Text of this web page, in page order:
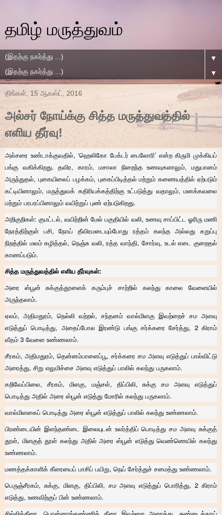
தமிழ் மருத்துவம்
▼
▼
திங்கள், 15 ஆகஸ்ட், 2016
அல்சர் நோய்க்கு சித்த மருத்துவத்தில்
எளிய தீர்வு!
அல்சரை உண்டாக்குவதில், ‘ஹெலிகோ பேக்டர் பைலோரி’ என்ற கிருமி முக்கியப்
பங்கு வகிக்கிறது. தவிர, காரம், மசாலா நிறைந்த உணவுகளாலும், மதுபானம்
அருந்துதல், புகையிலைப் பழக்கம், புகைப்பிடித்தல் மற்றும் கணையத்தில் ஏற்படும்
கட்டியினாலும், மருத்துவக் கதிரியக்கத்திற்கு உட்படுத்து வதாலும், மனக்கவலை
மற்றும் பரபரப்பினாலும் வயிற்றுப் புண் ஏற்படுகிறது.
அறிகுறிகள்: குமட்டல், வயிற்றின் மேல் பகுதியில் வலி, உணவு சாப்பிட்ட ஓரிரு மணி
நேரத்திற்குள் பசி, நோய் தீவிரமடையும்போது ரத்தம் கலந்த அல்லது கறுப்பு
நிறத்தில் மலம் கழித்தல், நெஞ்சு வலி, ரத்த வாந்தி, சோர்வு, உடல் எடை குறைதல்
காணப்படும்.
சித்த மருத்துவத்தில் எளிய தீர்வுகள்:
அரை ஸ்பூன் சுக்குத்தூளைக் கரும்புச் சாற்றில் கலந்து காலை வேளையில்
அருந்தலாம்.
ஏலம், அதிமதுரம், நெல்லி வற்றல், சந்தனம் வால்மிளகு இவற்றைச் சம அளவு
எடுத்துப் பொடித்து, அதைப்போல இரண்டு பங்கு சர்க்கரை சேர்த்து, 2 கிராம்
வீதம் 3 வேளை உண்ணலாம்.
சீரகம், அதிமதுரம், தென்னம்பாளைப்பூ, சர்க்கரை சம அளவு எடுத்துப் பால்விட்டு
அரைத்து, சிறு எலுமிச்சை அளவு எடுத்துப் பாலில் கலந்து பருகலாம்.
கறிவேப்பிலை, சீரகம், மிளகு, மஞ்சள், திப்பிலி, சுக்கு சம அளவு எடுத்துப்
பொடித்து அதில் அரை ஸ்பூன் எடுத்து மோரில் கலந்து பருகலாம்.
வால்மிளகைப் பொடித்து அரை ஸ்பூன் எடுத்துப் பாலில் கலந்து உண்ணலாம்.
பிரண்டையின் இளந்தண்டை இலையுடன் உலர்த்திப் பொடித்து சம அளவு சுக்குத்
தூள், மிளகுத் தூள் கலந்து அதில் அரை ஸ்பூன் எடுத்து வெண்ணெயில் கலந்து
உண்ணலாம்.
மணத்தக்காளிக் கீரையைப் பாசிப் பயிறு, நெய் சேர்த்துச் சமைத்து உண்ணலாம்.
பெருஞ்சீரகம், சுக்கு, மிளகு, திப்பிலி, சம அளவு எடுத்துப் பொரித்து, 2 கிராம்
எடுத்து, உணவிற்குப் பின் உண்ணலாம்.